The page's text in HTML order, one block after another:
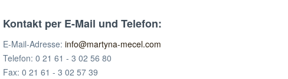
Kontakt per E-Mail und Telefon:
E-Mail-Adresse: info@martyna-mecel.com
Telefon: 0 21 61 - 3 02 56 80
Fax: 0 21 61 - 3 02 57 39